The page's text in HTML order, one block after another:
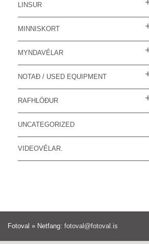
LINSUR
MINNISKORT
MYNDAVÉLAR
NOTAÐ / USED EQUIPMENT
RAFHLÖÐUR
UNCATEGORIZED
VIDEOVÉLAR.
Fotoval » Netfang: fotoval@fotoval.is